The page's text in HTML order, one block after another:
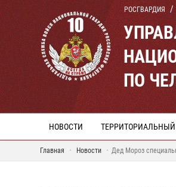
РОСГВАРДИЯ
ПО
НОВОСТИ ТЕРРИТОРИАЛЬНЫЙ
Главная Новости Дед Мороз